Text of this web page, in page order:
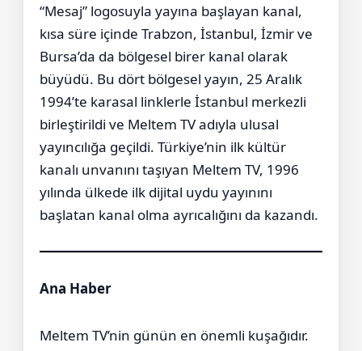
“Mesaj” logosuyla yayına başlayan kanal,
kısa süre içinde Trabzon, İstanbul, İzmir ve
Bursa’da da bölgesel birer kanal olarak
büyüdü. Bu dört bölgesel yayın, 25 Aralık
1994’te karasal linklerle İstanbul merkezli
birleştirildi ve Meltem TV adıyla ulusal
yayıncılığa geçildi. Türkiye’nin ilk kültür
kanalı unvanını taşıyan Meltem TV, 1996
yılında ülkede ilk dijital uydu yayınını
başlatan kanal olma ayrıcalığını da kazandı.
Ana Haber
Meltem TV’nin günün en önemli kuşağıdır.